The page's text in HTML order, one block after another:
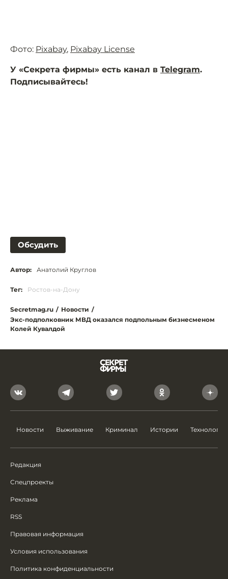
Фото: Pixabay, Pixabay License
У «Секрета фирмы» есть канал в Telegram.
Подписывайтесь!
Обсудить
Автор: Анатолий Круглов
Тег: Ростов-на-Дону
Secretmag.ru / Новости /
Экс-подполковник МВД оказался подпольным бизнесменом
Колей Кувалдой
Новости Выживание Криминал Истории Технологии
Редакция
Спецпроекты
Реклама
RSS
Правовая информация
Условия использования
Политика конфиденциальности